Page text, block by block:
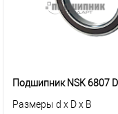
Подшипник NSK 6807
Размеры d x D x B